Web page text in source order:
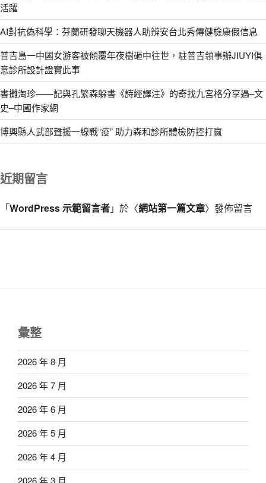
活躍
AI對抗偽科學：芬蘭研發聊天機器人助辨安台北秀傳健檢康假信息
普吉島一中國女游客被傾覆年夜樹砸中往世，駐普吉領事辦JIUYI俱
意診所設計證實此事
書攤淘珍——記與孔繁森躲書《詩經譯注》的奇找九宮格分享遇–文
史–中國作家網
博興縣人武部聲援一線戰“疫” 助力森和診所體檢防控打贏
近期留言
「WordPress 示範留言者」於〈網站第一篇文章〉發佈留言
彙整
2026 年 8 月
2026 年 7 月
2026 年 6 月
2026 年 5 月
2026 年 4 月
2026 年 3 月